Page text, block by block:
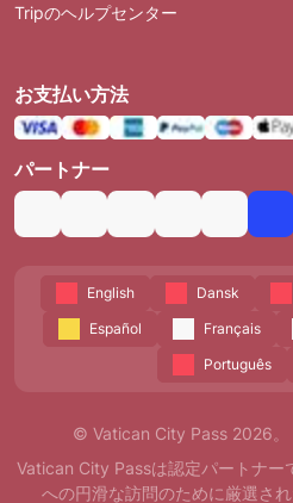
Tripのヘルプセンター
お支払い方法
パートナー
English Dansk
Español
Français
Português
© Vatican City Pass 2026。
Vatican City Passは認定パートナー
への円滑な訪問のために厳選さ